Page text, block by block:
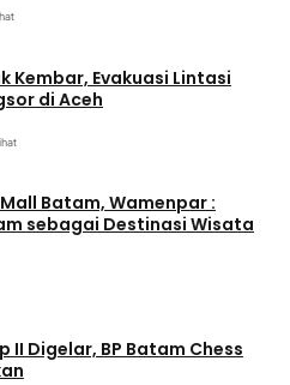
Kembar, Evakuasi Lintasi
di Aceh
Mall Batam, Wamenpar :
sebagai Destinasi Wisata
II Digelar, BP Batam Chess